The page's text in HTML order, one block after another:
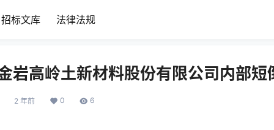
招标文库 法律法规
岩高岭土新材料股份有限公司内部短
2 年前 0 6